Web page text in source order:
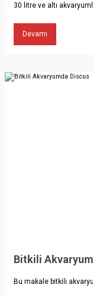
30 litre ve altı
Devamı
Bitkili
Bu makale bitkili